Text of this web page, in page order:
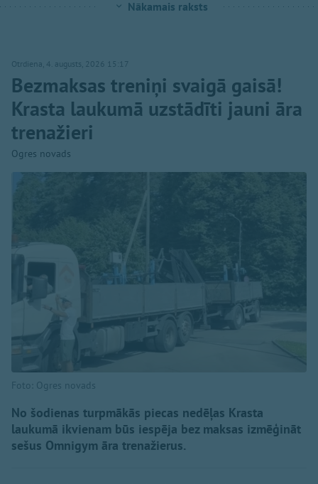
Nākamais raksts
Otrdiena, 4. augusts, 2026 15:17
Bezmaksas treniņi svaigā gaisā!
Krasta laukumā uzstādīti jauni āra
trenažieri
Ogres novads
Foto: Ogres novads
No šodienas turpmākās piecas nedēļas Krasta
laukumā ikvienam būs iespēja bez maksas izmēģināt
sešus Omnigym āra trenažierus.